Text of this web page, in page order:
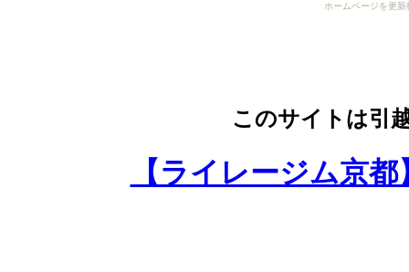
ホームページを更
このサイトは引
【ライレージム京